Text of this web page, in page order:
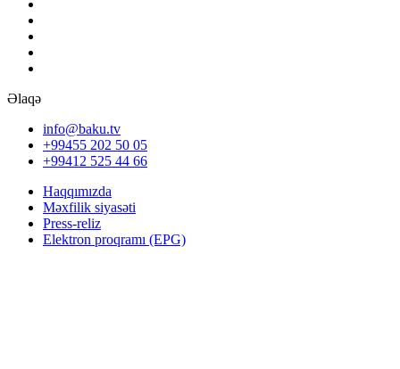
Əlaqə
info@baku.tv
+99455 202 50 05
+99412 525 44 66
Haqqımızda
Məxfilik siyasəti
Press-reliz
Elektron proqramı (EPG)